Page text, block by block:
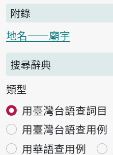
附錄
地名——廟宇
搜尋辭典
類型
用臺灣台語查詞目
用臺灣台語查用例
用華語查用例